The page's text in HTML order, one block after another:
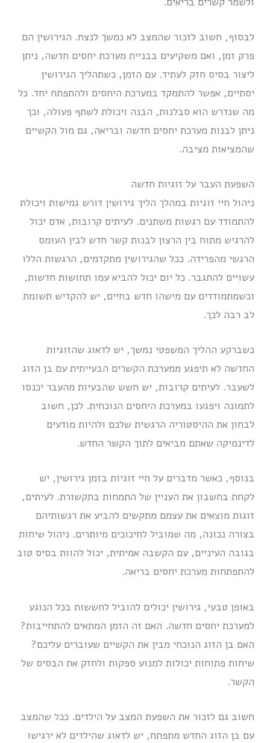
לבסוף, חשוב לזכור שהמצב לא נמשך לנצח. הגירושין הם
פרק זמן, ואם משקיעים בבניית מערכת יחסים חדשה, ניתן
ליצור בסיס חזק לעתיד. עם הזמן, כשתהליך הגירושין
יסתיים, אפשר להתמקד במערכת היחסים ולהתפתח יחד. כל
מה שנדרש הוא סבלנות, הבנה ויכולת לשתף פעולה, וכך
ניתן לבנות מערכת יחסים חדשה ובריאה, גם מול הקשיים
שהמציאות מציבה.
השפעת העבר על זוגיות חדשה
ניהול חיי זוגיות במהלך הליך גירושין דורש גמישות ויכולת
להתמודד עם רגשות משתנים. לעיתים קרובות, אדם יכול
להרגיש מתוח בין הרצון לבנות קשר חדש לבין העומס
הרגשי מהפרידה. ככל שהגירושין מתקדמים, הרגשות הללו
עשויים להתגבר. כל יום יכול להביא עמו תחושות חדשות,
וכשמתמודדים עם מישהו חדש בחיים, יש להקדיש תשומת
לב רבה לכך.
כשברקע ההליך המשפטי נמשך, יש לדאוג שהזוגיות
החדשה לא תיפגע ממערכת הקשרים הבעייתית עם בן הזוג
לשעבר. לעיתים קרובות, יש חשש שהבעיות מהעבר יכנסו
לתמונה ויפגעו במערכת היחסים הנוכחית. לכן, חשוב
לבחון את ההיסטוריה הרגשית שלכם ולהיות מודעים
לדינמיקה שאתם מביאים לתוך הקשר החדש.
בנוסף, כאשר מדברים על חיי זוגיות בזמן גירושין, יש
לקחת בחשבון את העניין של התמחות בתקשורת. לעיתים,
זוגות מוצאים את עצמם מתקשים להביע את רגשותיהם
בצורה נכונה, מה שמוביל לחיכוכים מיותרים. ניהול שיחות
בגובה העיניים, עם הקשבה אמיתית, יכול להוות בסיס טוב
להתפתחות מערכת יחסים בריאה.
באופן טבעי, גירושין יכולים להוביל לחששות בכל הנוגע
למערכת יחסים חדשה. האם זה הזמן המתאים להתחייבות?
האם בן הזוג הנוכחי מבין את הקשיים שעוברים עליכם?
שיחות פתוחות יכולות למנוע ספקות ולחזק את הבסיס של
הקשר.
חשוב גם לזכור את השפעת המצב על הילדים. ככל שהמצב
עם בן הזוג החדש מתפתח, יש לדאוג שהילדים לא ירגישו